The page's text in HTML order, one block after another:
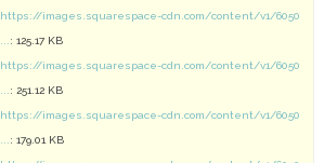
https://images.squarespace-cdn.com/content/v1/6050
: 125.17 KB
https://images.squarespace-cdn.com/content/v1/6050
: 251.12 KB
https://images.squarespace-cdn.com/content/v1/6050
: 179.01 KB